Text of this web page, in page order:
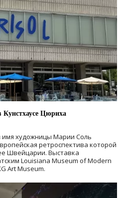
Цюриха
имя художницы Марии Соль
ретроспектива которой
Швейцарии. Выставка
Louisiana Museum of Modern
Art Museum.